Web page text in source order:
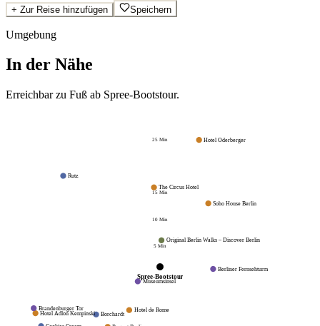
+ Zur Reise hinzufügen Speichern
Umgebung
In der Nähe
Erreichbar zu Fuß ab Spree-Bootstour.
5Min
10Min
15Min
25Min
Spree-Bootstour
Original Berlin Walks – Discover Berlin
Museumsinsel
Berliner Fernsehturm
Hotel de Rome
The Circus Hotel
Borchardt
Soho House Berlin
Rutz
Hotel Adlon Kempinski
Brandenburger Tor
Hotel Oderberger